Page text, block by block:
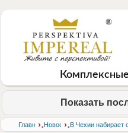
Показать
Главная›Новости›